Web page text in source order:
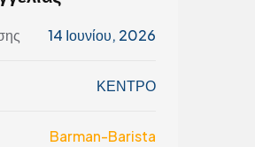
14 Ιουνίου, 2026
ΚΕΝΤΡΟ
Barman-Barista